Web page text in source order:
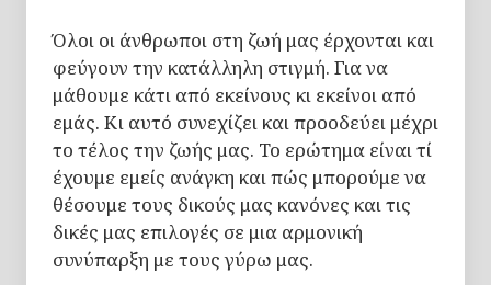
Όλοι οι άνθρωποι στη ζωή μας έρχονται και
φεύγουν την κατάλληλη στιγμή. Για να
μάθουμε κάτι από εκείνους κι εκείνοι από
εμάς. Κι αυτό συνεχίζει και προοδεύει μέχρι
το τέλος την ζωής μας. Το ερώτημα είναι τί
έχουμε εμείς ανάγκη και πώς μπορούμε να
θέσουμε τους δικούς μας κανόνες και τις
δικές μας επιλογές σε μια αρμονική
συνύπαρξη με τους γύρω μας.